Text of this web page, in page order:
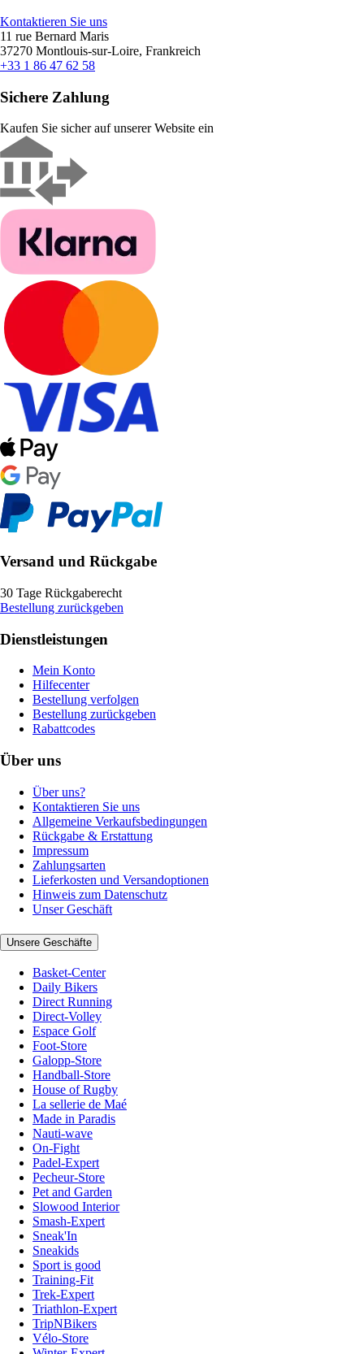
Kontaktieren Sie uns
11 rue Bernard Maris
37270 Montlouis-sur-Loire, Frankreich
+33 1 86 47 62 58
Sichere Zahlung
Kaufen Sie sicher auf unserer Website ein
Versand und Rückgabe
30 Tage Rückgaberecht
Bestellung zurückgeben
Dienstleistungen
Mein Konto
Hilfecenter
Bestellung verfolgen
Bestellung zurückgeben
Rabattcodes
Über uns
Über uns?
Kontaktieren Sie uns
Allgemeine Verkaufsbedingungen
Rückgabe & Erstattung
Impressum
Zahlungsarten
Lieferkosten und Versandoptionen
Hinweis zum Datenschutz
Unser Geschäft
Unsere Geschäfte
Basket-Center
Daily Bikers
Direct Running
Direct-Volley
Espace Golf
Foot-Store
Galopp-Store
Handball-Store
House of Rugby
La sellerie de Maé
Made in Paradis
Nauti-wave
On-Fight
Padel-Expert
Pecheur-Store
Pet and Garden
Slowood Interior
Smash-Expert
Sneak'In
Sneakids
Sport is good
Training-Fit
Trek-Expert
Triathlon-Expert
TripNBikers
Vélo-Store